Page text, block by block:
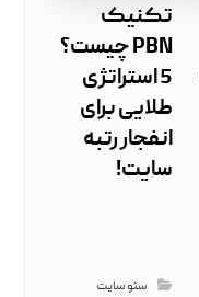
تکنیک
PBN چیست؟
5 استراتژی
طلایی برای
انفجار رتبه
سایت!
سئو سایت